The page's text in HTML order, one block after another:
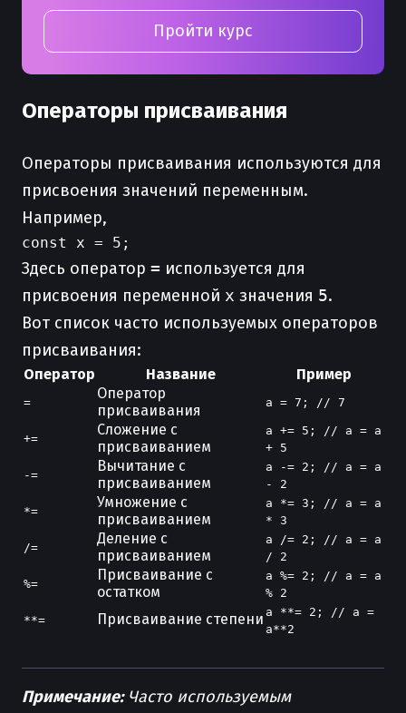
Пройти курс
Операторы присваивания
Операторы присваивания используются для
присвоения значений переменным.
Например,
Здесь оператор = используется для
присвоения переменной x значения 5.
Вот список часто используемых операторов
присваивания:
Оператор Название Пример
=
Оператор
присваивания
a = 7; // 7
+=
Сложение с
присваиванием
a += 5; // a = a
+ 5
-=
Вычитание с
присваиванием
a -= 2; // a = a
- 2
*=
Умножение с
присваиванием
a *= 3; // a = a
* 3
/=
Деление с
присваиванием
a /= 2; // a = a
/ 2
%=
Присваивание с
остатком
a %= 2; // a = a
% 2
**=
Присваивание степени a **= 2; // a =
a**2
Примечание:Часто используемым